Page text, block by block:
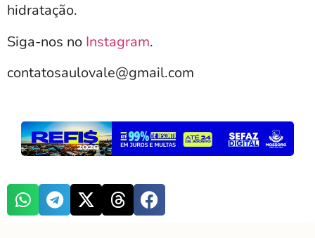
hidratação.
Siga-nos no Instagram.
contatosaulovale@gmail.com